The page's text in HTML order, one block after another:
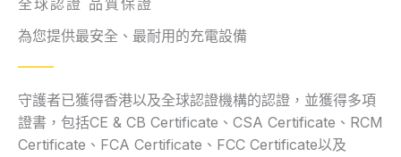
全球認證 品質保證
為您提供最安全、最耐用的充電設備
守護者已獲得香港以及全球認證機構的認證，並獲得多項
證書，包括CE & CB Certificate、CSA Certificate、RCM
Certificate、FCA Certificate、FCC Certificate以及